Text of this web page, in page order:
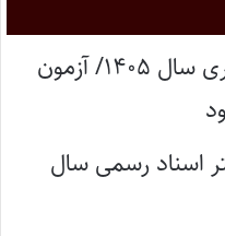
آغاز ثبت‌نام آزمون دفتریاری سال ۱۴۰۵/ آزمون
اسناد رسمی سال